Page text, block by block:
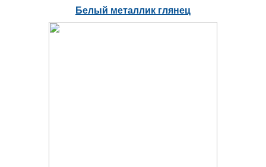
Белый металлик глянец